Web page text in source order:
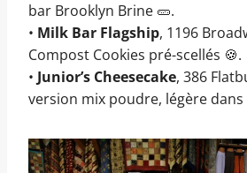
bar Brooklyn Brine 🥒.
• Milk Bar Flagship, 1196
Compost Cookies pré-scellés 🍪.
• Junior’s Cheesecake, 386
version mix poudre, légère dans